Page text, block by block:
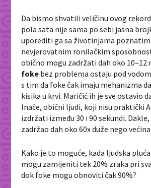
Da bismo shvatili veličinu ovog
pola sata nije sama po sebi jasna
uporediti ga sa životinjama
nevjerovatnim ronilačkim
obično mogu zadržati dah oko 10–12
foke bez problema ostaju pod
s tim da foke čak imaju mehanizma da
kisika u krvi. Maričić ih je sve ostavio
Inače, obični ljudi, koji nisu praktički
izdržati između 30 i 90 sekundi.
zadržao dah oko 60x duže nego
Kako je to moguće, kada ljudska
mogu zamijeniti tek 20% zraka pri
dok foke mogu obnoviti čak 90%?